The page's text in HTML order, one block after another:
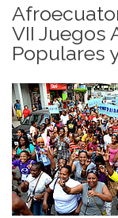
VII Juegos
Populares